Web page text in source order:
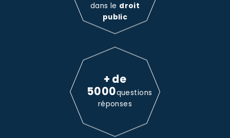
dans le droit
public
+ de
5000questions
réponses